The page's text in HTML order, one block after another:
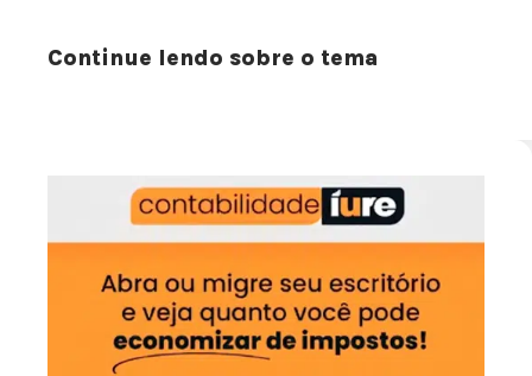
Continue lendo sobre o tema